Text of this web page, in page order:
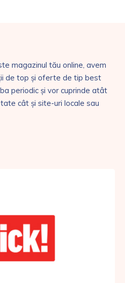
magazinul tău online, avem
de top și oferte de tip best
periodic și vor cuprinde atât
cât și site-uri locale sau